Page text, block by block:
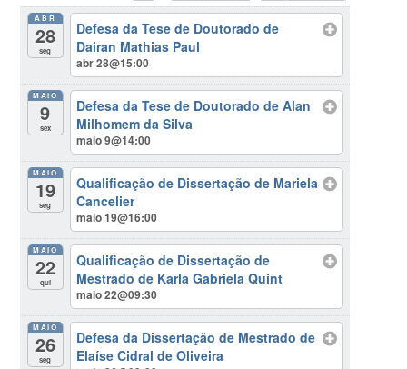
ABR
28
seg
Defesa da Tese de Doutorado de
Dairan Mathias Paul
abr 28@15:00
MAIO
9
sex
Defesa da Tese de Doutorado de Alan
Milhomem da Silva
maio 9@14:00
MAIO
19
seg
Qualificação de Dissertação de Mariela
Cancelier
maio 19@16:00
MAIO
22
qui
Qualificação de Dissertação de
Mestrado de Karla Gabriela Quint
maio 22@09:30
MAIO
26
seg
Defesa da Dissertação de Mestrado de
Elaíse Cidral de Oliveira